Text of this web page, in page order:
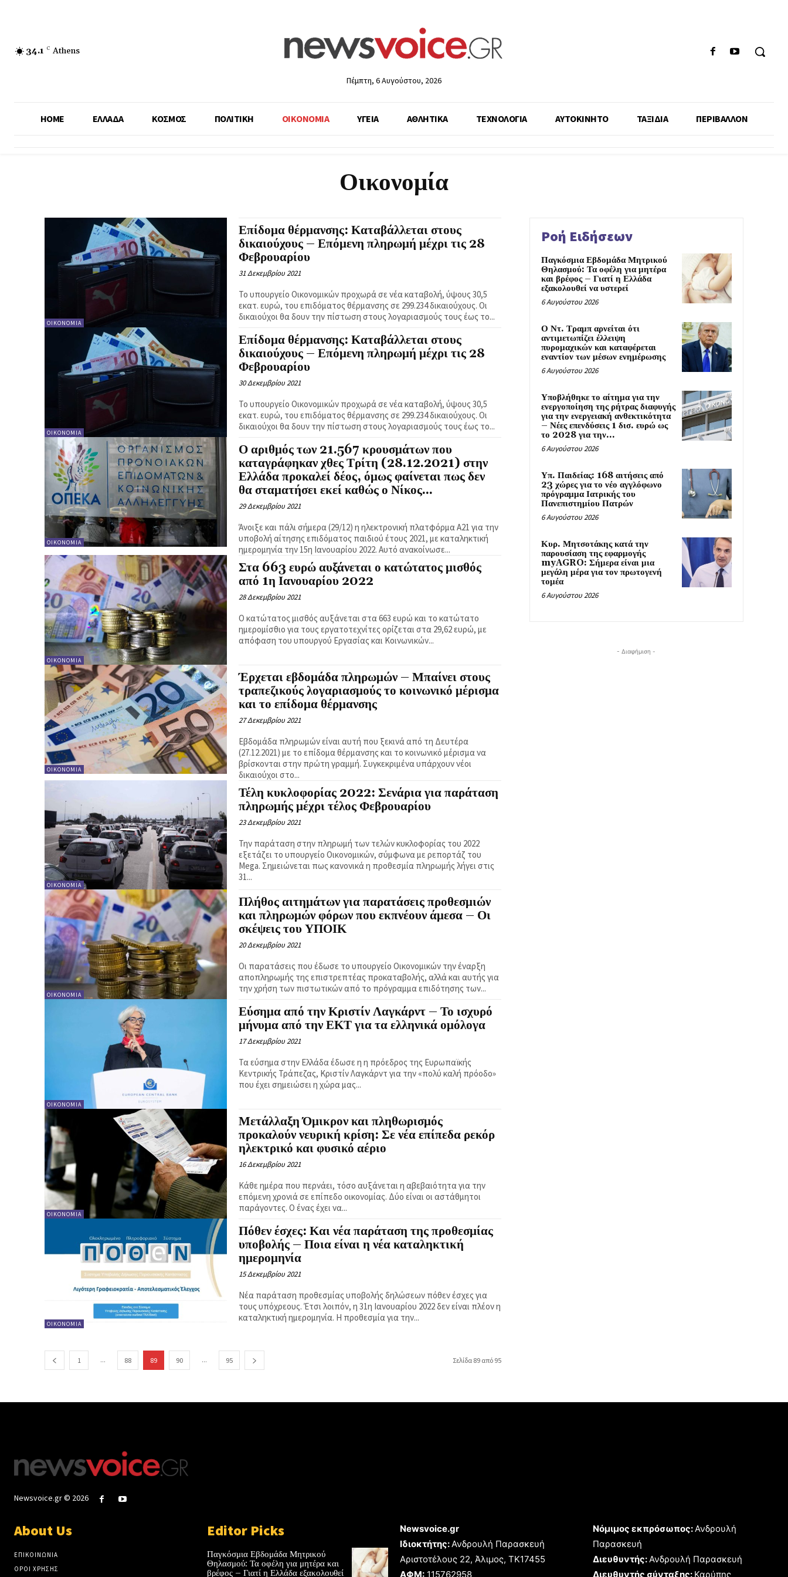
34.1 C Athens
Πέμπτη, 6 Αυγούστου, 2026
HOME ΕΛΛΑΔΑ ΚΟΣΜΟΣ ΠΟΛΙΤΙΚΗ ΟΙΚΟΝΟΜΙΑ ΥΓΕΙΑ ΑΘΛΗΤΙΚΑ ΤΕΧΝΟΛΟΓΙΑ ΑΥΤΟΚΙΝΗΤΟ ΤΑΞΙΔΙΑ ΠΕΡΙΒΑΛΛΟΝ
Οικονομία
ΟΙΚΟΝΟΜΙΑ
Επίδομα θέρμανσης: Καταβάλλεται στους
δικαιούχους – Επόμενη πληρωμή μέχρι τις 28
Φεβρουαρίου
31 Δεκεμβρίου 2021
Το υπουργείο Οικονομικών προχωρά σε νέα καταβολή, ύψους 30,5
εκατ. ευρώ, του επιδόματος θέρμανσης σε 299.234 δικαιούχους. Οι
δικαιούχοι θα δουν την πίστωση στους λογαριασμούς τους έως το...
ΟΙΚΟΝΟΜΙΑ
Επίδομα θέρμανσης: Καταβάλλεται στους
δικαιούχους – Επόμενη πληρωμή μέχρι τις 28
Φεβρουαρίου
30 Δεκεμβρίου 2021
Το υπουργείο Οικονομικών προχωρά σε νέα καταβολή, ύψους 30,5
εκατ. ευρώ, του επιδόματος θέρμανσης σε 299.234 δικαιούχους. Οι
δικαιούχοι θα δουν την πίστωση στους λογαριασμούς τους έως το...
ΟΙΚΟΝΟΜΙΑ
Ο αριθμός των 21.567 κρουσμάτων που
καταγράφηκαν χθες Τρίτη (28.12.2021) στην
Ελλάδα προκαλεί δέος, όμως φαίνεται πως δεν
θα σταματήσει εκεί καθώς ο Νίκος...
29 Δεκεμβρίου 2021
Άνοιξε και πάλι σήμερα (29/12) η ηλεκτρονική πλατφόρμα Α21 για την
υποβολή αίτησης επιδόματος παιδιού έτους 2021, με καταληκτική
ημερομηνία την 15η Ιανουαρίου 2022. Αυτό ανακοίνωσε...
ΟΙΚΟΝΟΜΙΑ
Στα 663 ευρώ αυξάνεται ο κατώτατος μισθός
από 1η Ιανουαρίου 2022
28 Δεκεμβρίου 2021
Ο κατώτατος μισθός αυξάνεται στα 663 ευρώ και το κατώτατο
ημερομίσθιο για τους εργατοτεχνίτες ορίζεται στα 29,62 ευρώ, με
απόφαση του υπουργού Εργασίας και Κοινωνικών...
ΟΙΚΟΝΟΜΙΑ
Έρχεται εβδομάδα πληρωμών – Μπαίνει στους
τραπεζικούς λογαριασμούς το κοινωνικό μέρισμα
και το επίδομα θέρμανσης
27 Δεκεμβρίου 2021
Εβδομάδα πληρωμών είναι αυτή που ξεκινά από τη Δευτέρα
(27.12.2021) με το επίδομα θέρμανσης και το κοινωνικό μέρισμα να
βρίσκονται στην πρώτη γραμμή. Συγκεκριμένα υπάρχουν νέοι
δικαιούχοι στο...
ΟΙΚΟΝΟΜΙΑ
Τέλη κυκλοφορίας 2022: Σενάρια για παράταση
πληρωμής μέχρι τέλος Φεβρουαρίου
23 Δεκεμβρίου 2021
Την παράταση στην πληρωμή των τελών κυκλοφορίας του 2022
εξετάζει το υπουργείο Οικονομικών, σύμφωνα με ρεπορτάζ του
Mega. Σημειώνεται πως κανονικά η προθεσμία πληρωμής λήγει στις
31...
ΟΙΚΟΝΟΜΙΑ
Πλήθος αιτημάτων για παρατάσεις προθεσμιών
και πληρωμών φόρων που εκπνέουν άμεσα – Οι
σκέψεις του ΥΠΟΙΚ
20 Δεκεμβρίου 2021
Οι παρατάσεις που έδωσε το υπουργείο Οικονομικών την έναρξη
αποπληρωμής της επιστρεπτέας προκαταβολής, αλλά και αυτής για
την χρήση των πιστωτικών από το πρόγραμμα επιδότησης των...
ΟΙΚΟΝΟΜΙΑ
Εύσημα από την Κριστίν Λαγκάρντ – Το ισχυρό
μήνυμα από την ΕΚΤ για τα ελληνικά ομόλογα
17 Δεκεμβρίου 2021
Τα εύσημα στην Ελλάδα έδωσε η η πρόεδρος της Ευρωπαϊκής
Κεντρικής Τράπεζας, Κριστίν Λαγκάρντ για την «πολύ καλή πρόοδο»
που έχει σημειώσει η χώρα μας...
ΟΙΚΟΝΟΜΙΑ
Μετάλλαξη Όμικρον και πληθωρισμός
προκαλούν νευρική κρίση: Σε νέα επίπεδα ρεκόρ
ηλεκτρικό και φυσικό αέριο
16 Δεκεμβρίου 2021
Κάθε ημέρα που περνάει, τόσο αυξάνεται η αβεβαιότητα για την
επόμενη χρονιά σε επίπεδο οικονομίας. Δύο είναι οι αστάθμητοι
παράγοντες. Ο ένας έχει να...
ΟΙΚΟΝΟΜΙΑ
Πόθεν έσχες: Και νέα παράταση της προθεσμίας
υποβολής – Ποια είναι η νέα καταληκτική
ημερομηνία
15 Δεκεμβρίου 2021
Νέα παράταση προθεσμίας υποβολής δηλώσεων πόθεν έσχες για
τους υπόχρεους. Έτσι λοιπόν, η 31η Ιανουαρίου 2022 δεν είναι πλέον η
καταληκτική ημερομηνία. Η προθεσμία για την...
1 ... 88 89 90 ... 95 Σελίδα 89 από 95
Ροή Ειδήσεων
Παγκόσμια Εβδομάδα Μητρικού
Θηλασμού: Τα οφέλη για μητέρα
και βρέφος – Γιατί η Ελλάδα
εξακολουθεί να υστερεί
6 Αυγούστου 2026
Ο Ντ. Τραμπ αρνείται ότι
αντιμετωπίζει έλλειψη
πυρομαχικών και καταφέρεται
εναντίον των μέσων ενημέρωσης
6 Αυγούστου 2026
Υποβλήθηκε το αίτημα για την
ενεργοποίηση της ρήτρας διαφυγής
για την ενεργειακή ανθεκτικότητα
– Νέες επενδύσεις 1 δισ. ευρώ ως
το 2028 για την...
6 Αυγούστου 2026
Υπ. Παιδείας: 168 αιτήσεις από
23 χώρες για το νέο αγγλόφωνο
πρόγραμμα Ιατρικής του
Πανεπιστημίου Πατρών
6 Αυγούστου 2026
Κυρ. Μητσοτάκης κατά την
παρουσίαση της εφαρμογής
myAGRO: Σήμερα είναι μια
μεγάλη μέρα για τον πρωτογενή
τομέα
6 Αυγούστου 2026
- Διαφήμιση -
Newsvoice.gr © 2026
About Us
ΕΠΙΚΟΙΝΩΝΙΑ
ΟΡΟΙ ΧΡΗΣΗΣ
Editor Picks
Παγκόσμια Εβδομάδα Μητρικού
Θηλασμού: Τα οφέλη για μητέρα και
βρέφος – Γιατί η Ελλάδα εξακολουθεί
Newsvoice.gr
Ιδιοκτήτης:Ανδρουλή Παρασκευή
Αριστοτέλους 22, Άλιμος, TK17455
ΑΦΜ: 115762958
Νόμιμος εκπρόσωπος:Ανδρουλή
Παρασκευή
Διευθυντής:Ανδρουλή Παρασκευή
Διευθυντής σύνταξης: Καρύπης